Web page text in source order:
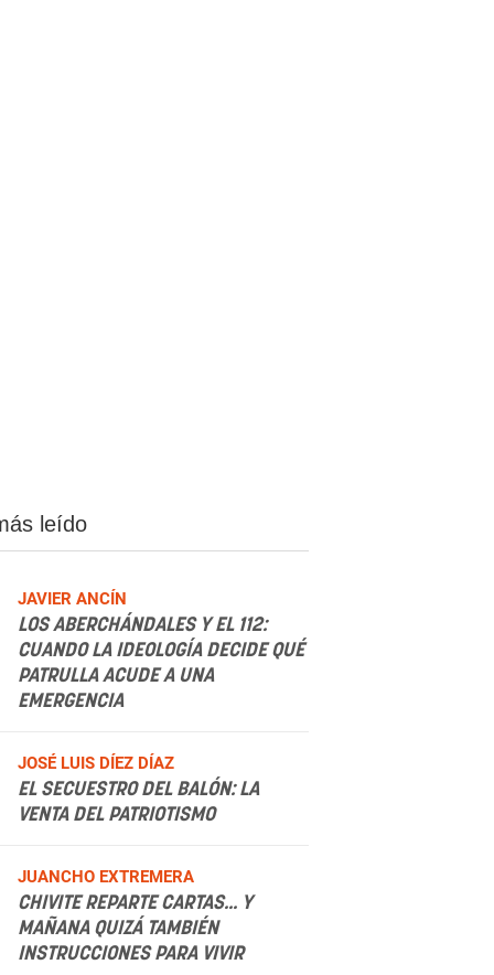
leído
JAVIER ANCÍN
LOS ABERCHÁNDALES Y EL 112:
CUANDO LA IDEOLOGÍA DECIDE QUÉ
PATRULLA ACUDE A UNA
EMERGENCIA
JOSÉ LUIS DÍEZ DÍAZ
EL SECUESTRO DEL BALÓN: LA
VENTA DEL PATRIOTISMO
JUANCHO EXTREMERA
CHIVITE REPARTE CARTAS... Y
MAÑANA QUIZÁ TAMBIÉN
INSTRUCCIONES PARA VIVIR